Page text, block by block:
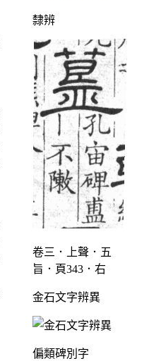
隸辨
卷三．上聲．五
旨．頁343．右
金石文字辨異
偏類碑別字